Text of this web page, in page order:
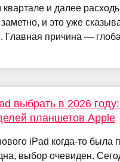
квартале и далее
и это уже
Главная причина —
выбрать в 2026
планшетов Apple
iPad когда-то была
выбор очевиден.